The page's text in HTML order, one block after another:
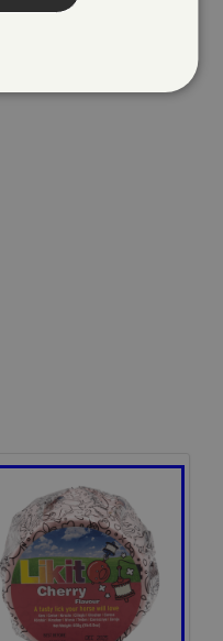
Tilbud!